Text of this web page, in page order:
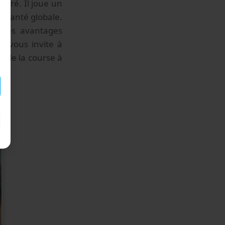
Il joue un
santé globale.
avantages
vous invite à
de la course à